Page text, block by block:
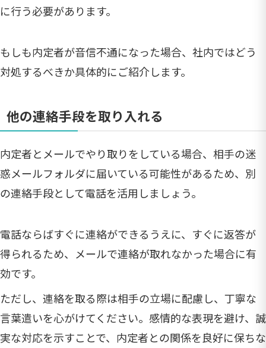
に行う必要があります。
もしも内定者が音信不通になった場合、社内ではどう
対処するべきか具体的にご紹介します。
他の連絡手段を取り入れる
内定者とメールでやり取りをしている場合、相手の迷
惑メールフォルダに届いている可能性があるため、別
の連絡手段として電話を活用しましょう。
電話ならばすぐに連絡ができるうえに、すぐに返答が
得られるため、メールで連絡が取れなかった場合に有
効です。
ただし、連絡を取る際は相手の立場に配慮し、丁寧な
言葉遣いを心がけてください。感情的な表現を避け、誠
実な対応を示すことで、内定者との関係を良好に保ちな